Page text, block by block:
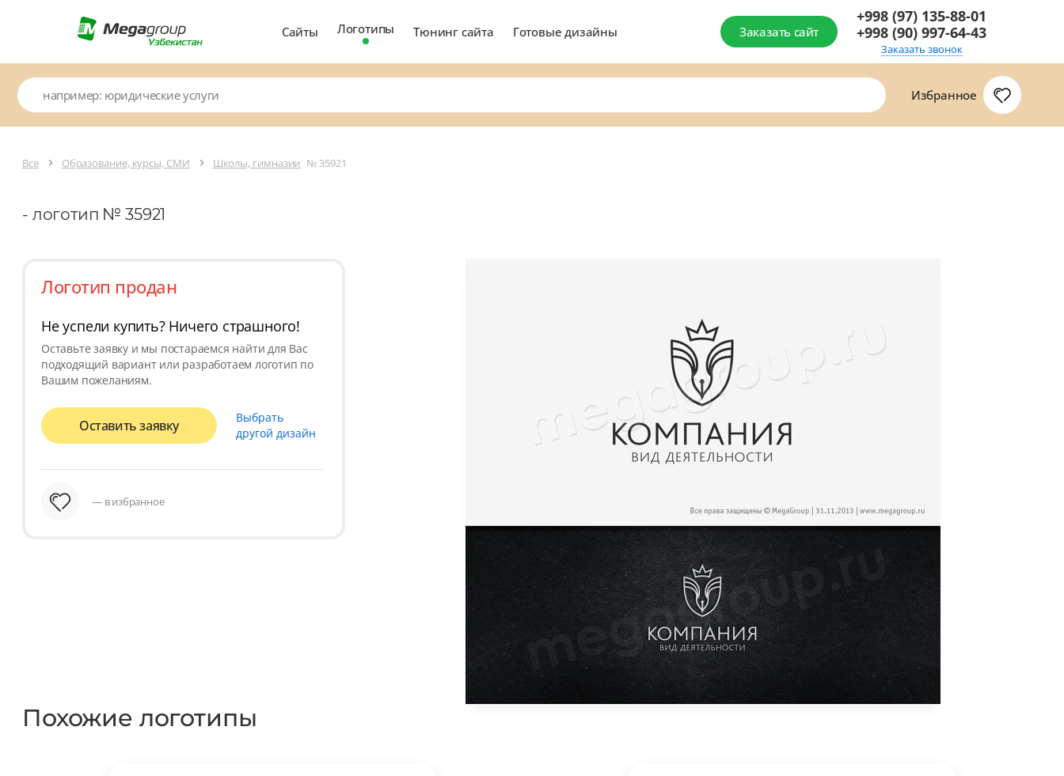
Сайты Логотипы Тюнинг сайта Готовые дизайны Заказать сайт
+998 (97) 135-88-01
+998 (90) 997-64-43
Заказать звонок
Избранное
Все Образование, курсы, СМИ Школы, гимназии № 35921
- логотип № 35921
Логотип продан
Не успели купить? Ничего страшного!
Оставьте заявку и мы постараемся найти для Вас
подходящий вариант или разработаем логотип по
Вашим пожеланиям.
Оставить заявку
Выбрать
другой дизайн
— в избранное
Похожие логотипы